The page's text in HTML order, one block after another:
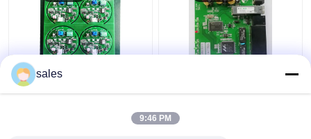
Vervaardiging en
montage van PCB's van
printplaten van dik
koper 5OZ voor
producten ter
sales
9:46 PM